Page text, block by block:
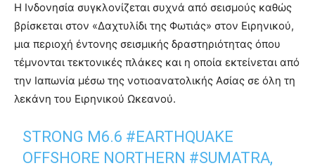
Η Ινδονησία συγκλονίζεται συχνά από σεισμούς καθώς
βρίσκεται στον «Δαχτυλίδι της Φωτιάς» στον Ειρηνικού,
μια περιοχή έντονης σεισμικής δραστηριότητας όπου
τέμνονται τεκτονικές πλάκες και η οποία εκτείνεται από
την Ιαπωνία μέσω της νοτιοανατολικής Ασίας σε όλη τη
λεκάνη του Ειρηνικού Ωκεανού.
STRONG M6.6 #EARTHQUAKE
OFFSHORE NORTHERN #SUMATRA,